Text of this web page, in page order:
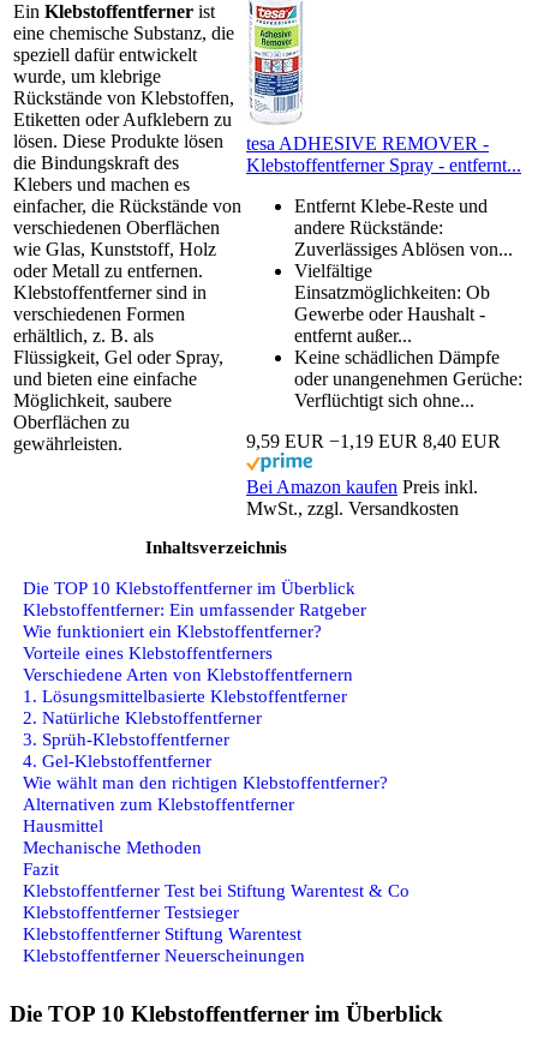
Ein Klebstoffentferner ist
eine chemische Substanz, die
speziell dafür entwickelt
wurde, um klebrige
Rückstände von Klebstoffen,
Etiketten oder Aufklebern zu
lösen. Diese Produkte lösen
die Bindungskraft des
Klebers und machen es
einfacher, die Rückstände von
verschiedenen Oberflächen
wie Glas, Kunststoff, Holz
oder Metall zu entfernen.
Klebstoffentferner sind in
verschiedenen Formen
erhältlich, z. B. als
Flüssigkeit, Gel oder Spray,
und bieten eine einfache
Möglichkeit, saubere
Oberflächen zu
gewährleisten.
tesa ADHESIVE REMOVER -
Klebstoffentferner Spray - entfernt...
Entfernt Klebe-Reste und
andere Rückstände:
Zuverlässiges Ablösen von...
Vielfältige
Einsatzmöglichkeiten: Ob
Gewerbe oder Haushalt -
entfernt außer...
Keine schädlichen Dämpfe
oder unangenehmen Gerüche:
Verflüchtigt sich ohne...
9,59 EUR −1,19 EUR 8,40 EUR
Bei Amazon kaufen Preis inkl.
MwSt., zzgl. Versandkosten
Inhaltsverzeichnis
Die TOP 10 Klebstoffentferner im Überblick
Klebstoffentferner: Ein umfassender Ratgeber
Wie funktioniert ein Klebstoffentferner?
Vorteile eines Klebstoffentferners
Verschiedene Arten von Klebstoffentfernern
1. Lösungsmittelbasierte Klebstoffentferner
2. Natürliche Klebstoffentferner
3. Sprüh-Klebstoffentferner
4. Gel-Klebstoffentferner
Wie wählt man den richtigen Klebstoffentferner?
Alternativen zum Klebstoffentferner
Hausmittel
Mechanische Methoden
Fazit
Klebstoffentferner Test bei Stiftung Warentest & Co
Klebstoffentferner Testsieger
Klebstoffentferner Stiftung Warentest
Klebstoffentferner Neuerscheinungen
Die TOP 10 Klebstoffentferner im Überblick